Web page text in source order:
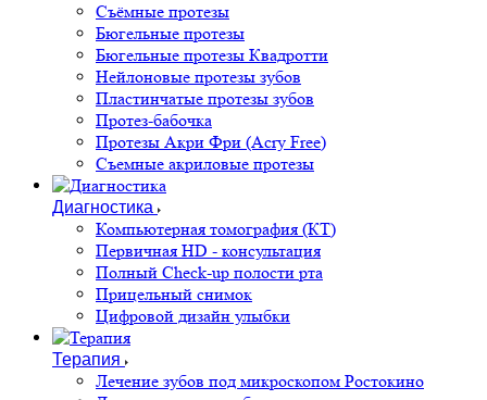
Съёмные протезы
Бюгельные протезы
Бюгельные протезы Квадротти
Нейлоновые протезы зубов
Пластинчатые протезы зубов
Протез-бабочка
Протезы Акри Фри (Acry Free)
Съемные акриловые протезы
Диагностика
Компьютерная томография (КТ)
Первичная HD - консультация
Полный Check-up полости рта
Прицельный снимок
Цифровой дизайн улыбки
Терапия
Лечение зубов под микроскопом Ростокино